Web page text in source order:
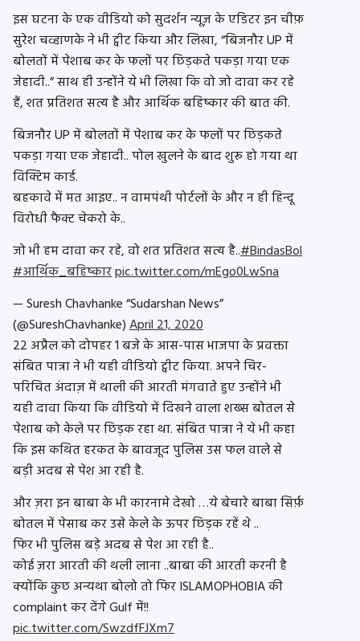
इस घटना के एक वीडियो को सुदर्शन न्यूज़ के एडिटर इन चीफ़
सुरेश चव्हाणके ने भी ट्वीट किया और लिखा, “बिजनौर UP में
बोलतों में पेशाब कर के फलों पर छिड़कते पकड़ा गया एक
जेहादी..” साथ ही उन्होंने ये भी लिखा कि वो जो दावा कर रहे
हैं, शत प्रतिशत सत्य है और आर्थिक बहिष्कार की बात की.
बिजनौर UP में बोलतों में पेशाब कर के फलों पर छिड़कते
पकड़ा गया एक जेहादी.. पोल खुलने के बाद शुरू हो गया था
विक्टिम कार्ड.
बहकावे में मत आइए.. न वामपंथी पोर्टलों के और न ही हिन्दू
विरोधी फैक्ट चेकरो के..
जो भी हम दावा कर रहे, वो शत प्रतिशत सत्य है..#BindasBol
#आर्थिक_बहिष्कारpic.twitter.com/mEgo0LwSna
— Suresh Chavhanke “Sudarshan News”
(@SureshChavhanke)April 21, 2020
22 अप्रैल को दोपहर 1 बजे के आस-पास भाजपा के प्रवक्ता
संबित पात्रा ने भी यही वीडियो ट्वीट किया. अपने चिर-
परिचित अंदाज़ में थाली की आरती मंगवाते हुए उन्होंने भी
यही दावा किया कि वीडियो में दिखने वाला शख्स बोतल से
पेशाब को केले पर छिड़क रहा था. संबित पात्रा ने ये भी कहा
कि इस कथित हरकत के बावजूद पुलिस उस फल वाले से
बड़ी अदब से पेश आ रही है.
और ज़रा इन बाबा के भी कारनामे देखो …ये बेचारे बाबा सिर्फ़
बोतल में पेसाब कर उसे केले के ऊपर छिड़क रहें थे ..
फिर भी पुलिस बड़े अदब से पेश आ रही है..
कोई ज़रा आरती की थली लाना ..बाबा की आरती करनी है
क्योंकि कुछ अन्यथा बोलो तो फिर ISLAMOPHOBIA की
complaint कर देंगे Gulf में!!
pic.twitter.com/SwzdfFJXm7